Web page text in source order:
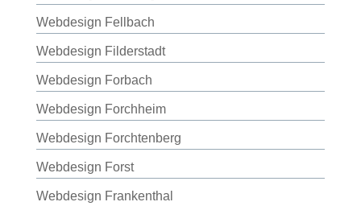
Webdesign Fellbach
Webdesign Filderstadt
Webdesign Forbach
Webdesign Forchheim
Webdesign Forchtenberg
Webdesign Forst
Webdesign Frankenthal